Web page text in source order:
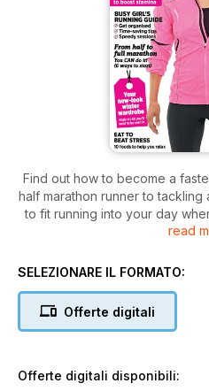
Find out how to become a
half marathon runner to tackling
to fit running into your day
why age is no barrier to
your running. We also bring
read
SELEZIONARE IL FORMATO:
Offerte digitali
Offerte digitali disponibili: